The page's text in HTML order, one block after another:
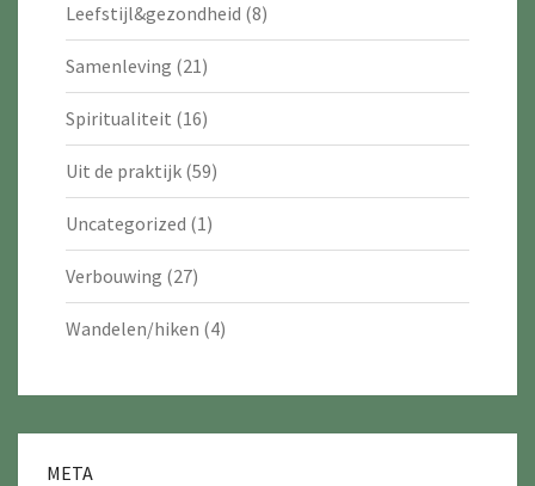
Leefstijl&gezondheid (8)
Samenleving (21)
Spiritualiteit (16)
Uit de praktijk (59)
Uncategorized (1)
Verbouwing (27)
Wandelen/hiken (4)
META